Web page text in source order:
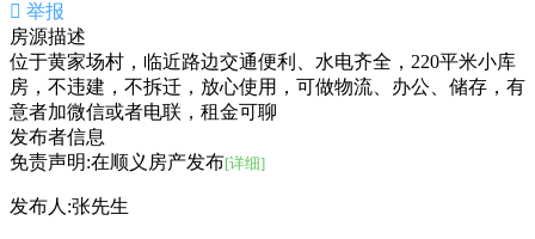
 举报
房源描述
位于黄家场村，临近路边交通便利、水电齐全，220平米小库
房，不违建，不拆迁，放心使用，可做物流、办公、储存，有
意者加微信或者电联，租金可聊
发布者信息
免责声明:在顺义房产发布[详细]
发布人:张先生